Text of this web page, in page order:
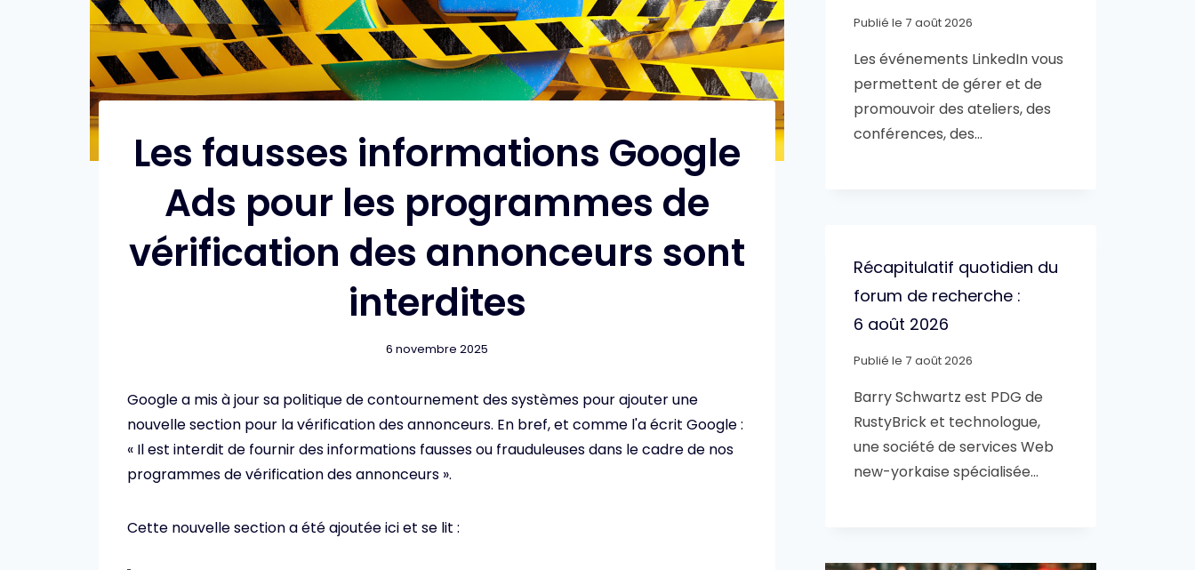
Les fausses informations Google
Ads pour les programmes de
vérification des annonceurs sont
interdites
6 novembre 2025
Google a mis à jour sa politique de contournement des systèmes pour ajouter une
nouvelle section pour la vérification des annonceurs. En bref, et comme l'a écrit Google :
« Il est interdit de fournir des informations fausses ou frauduleuses dans le cadre de nos
programmes de vérification des annonceurs ».
Cette nouvelle section a été ajoutée ici et se lit :
Publié le 7 août 2026
Les événements LinkedIn vous
permettent de gérer et de
promouvoir des ateliers, des
conférences, des…
Récapitulatif quotidien du
forum de recherche :
6 août 2026
Publié le 7 août 2026
Barry Schwartz est PDG de
RustyBrick et technologue,
une société de services Web
new-yorkaise spécialisée…